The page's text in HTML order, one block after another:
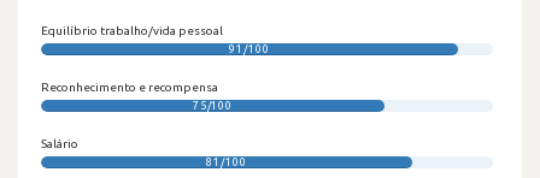
Equilíbrio trabalho/vida pessoal
91/100
Reconhecimento e recompensa
75/100
Salário
81/100